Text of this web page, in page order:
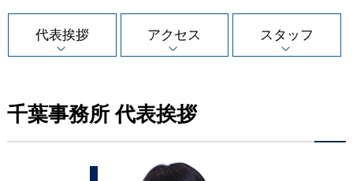
代表挨拶 アクセス スタッフ
千葉事務所 代表挨拶